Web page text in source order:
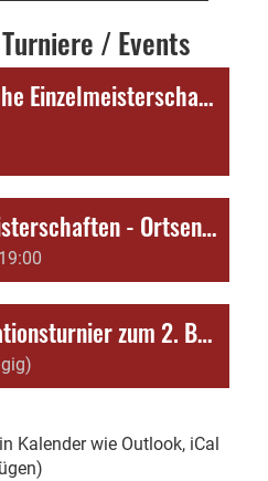
/ Events
ERDWEG - Bayerische Einzelmeisterschaft Damen/Herren C und D
ERDWEG - Mini-Meisterschaften - Ortsentscheid
ERDWEG - Qualifikationsturnier zum 2. Bezirksranglistenturnier Jugend 19, 15, 13
Kalender wie Outlook, iCal